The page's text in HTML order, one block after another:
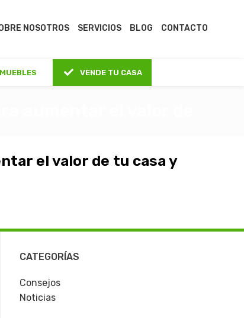
NOSOTROS SERVICIOS BLOG CONTACTO
VENDE TU CASA
aumentar el valor de
el valor de tu casa y
CATEGORÍAS
Consejos
Noticias